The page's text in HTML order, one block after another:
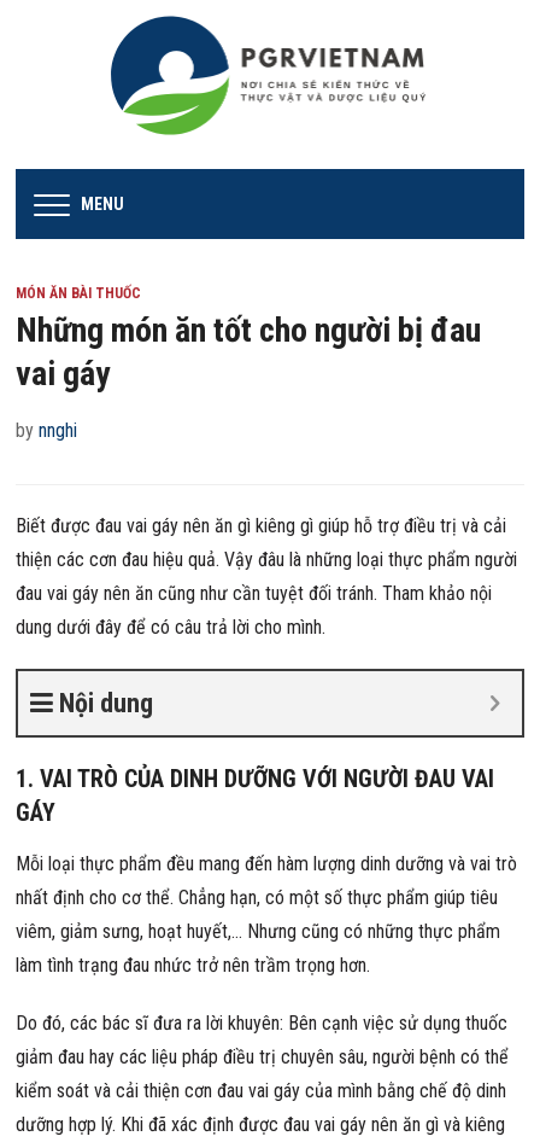
MENU
MÓN ĂN BÀI THUỐC
Những món ăn tốt cho người bị đau
vai gáy
bynnghi
Biết được đau vai gáy nên ăn gì kiêng gì giúp hỗ trợ điều trị và cải
thiện các cơn đau hiệu quả. Vậy đâu là những loại thực phẩm người
đau vai gáy nên ăn cũng như cần tuyệt đối tránh. Tham khảo nội
dung dưới đây để có câu trả lời cho mình.
Nội dung
1. VAI TRÒ CỦA DINH DƯỠNG VỚI NGƯỜI ĐAU VAI
GÁY
Mỗi loại thực phẩm đều mang đến hàm lượng dinh dưỡng và vai trò
nhất định cho cơ thể. Chẳng hạn, có một số thực phẩm giúp tiêu
viêm, giảm sưng, hoạt huyết,… Nhưng cũng có những thực phẩm
làm tình trạng đau nhức trở nên trầm trọng hơn.
Do đó, các bác sĩ đưa ra lời khuyên: Bên cạnh việc sử dụng thuốc
giảm đau hay các liệu pháp điều trị chuyên sâu, người bệnh có thể
kiểm soát và cải thiện cơn đau vai gáy của mình bằng chế độ dinh
dưỡng hợp lý. Khi đã xác định được đau vai gáy nên ăn gì và kiêng